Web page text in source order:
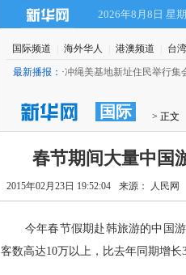
2026年8月8日 星
国际频道 海外华人 港澳频道 台
最新播报： ·冲绳美基地新址住民举行集
国际 > 正文
春节期间大量中国
2015年02月23日 19:52:04 来源： 人民网
今年春节假期赴韩旅游的中国
客数高达10万以上，比去年同期增